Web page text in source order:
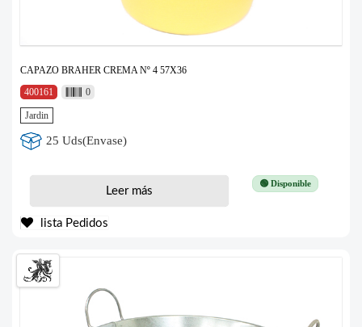
CAPAZO BRAHER CREMA Nº 4 57X36
400161
0
Jardin
25 Uds(Envase)
🟢 Disponible
Leer más
lista Pedidos